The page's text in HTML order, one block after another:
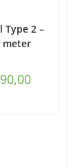
Type 2 –
meter